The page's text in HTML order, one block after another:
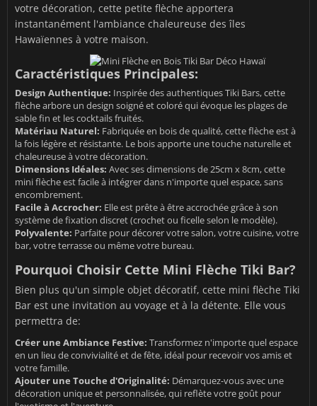
votre décoration, cette petite flèche apportera
instantanément l'ambiance chaleureuse des îles
Hawaïennes à votre maison.
Caractéristiques Principales:
Design Authentique: Inspirée des authentiques Tiki Bars, cette
flèche arbore un design soigné et coloré qui évoque les plages de
sable fin et les cocktails fruités.
Matériau Naturel: Fabriquée en bois de qualité, cette flèche est à
la fois légère et résistante. Le bois apporte une touche naturelle et
chaleureuse à votre décoration.
Dimensions Idéales: Avec ses dimensions de 25cm x 8cm, cette
mini flèche est facile à intégrer dans n'importe quel espace, sans
encombrement.
Facile à Accrocher: Elle est prête à être accrochée grâce à son
système de fixation discret (crochet ou ficelle selon le modèle).
Polyvalente: Parfaite pour décorer votre salon, votre cuisine, votre
bar, votre terrasse ou même votre bureau.
Pourquoi Choisir Cette Mini Flèche Tiki Bar?
Bien plus qu'un simple objet décoratif, cette mini flèche Tiki
Bar est une invitation au voyage et à la détente. Elle vous
permettra de:
Créer une Ambiance Festive: Transformez n'importe quel espace
en un lieu de convivialité et de fête, idéal pour recevoir vos amis et
votre famille.
Ajouter une Touche d'Originalité: Démarquez-vous avec une
décoration unique et personnalisée, qui reflète votre goût pour